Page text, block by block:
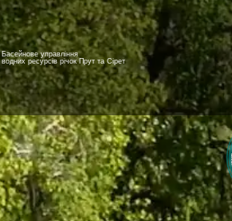
Басейнове управління
водних ресурсів річок Прут та Сірет